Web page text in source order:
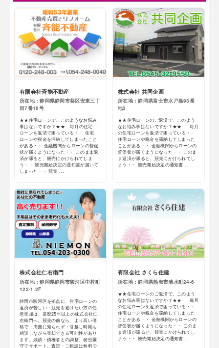
有限会社斉能不動産
所在地：静岡県静岡市葵区安東三丁
目7番16号
★★住宅ローンで、このようなお悩み
事はないですか？★★ 毎月の住宅
ローンを返済で困っている・・ 住宅
ローンや税金を滞納してしまったこと
がある・・ 金融機関からローンの督促
状が届くようになった・・ このまま返
済が滞ると、競売にかけられてしま
う・・ 競売開始決定の通知書が届いて
しまった・・ 競売 ...
株式会社 共同企画
所在地：静岡県富士市水戸島93番
地3
★★住宅ローンのご返済で、このよう
なお悩み事はないですか？★★ 毎月
の住宅ローンを返済で困っている・・
住宅ローンや税金を滞納してしまった
ことがある・・ 金融機関からローンの
督促状が届くようになった・・ このま
ま返済が滞ると、競売にかけられてし
まう・・ 競売開始決定の通知書 ...
株式会社仁右衛門
所在地：静岡県静岡市駿河区中村町
122-1 2F
静岡市駿河区を拠点に、住宅ローンの
返済が苦しい・競売を避けたい方の任
意売却は、業歴25年以上の株式会社仁
右衛門へ。競売の前なら、より高い価
格で・周囲に知られず・引越し時期も
相談しながら売却できる可能性があり
ます。残債・債権者との調整、秘密厳
守でサポート。査定・ご相談は無料で
有限会社 さくら住建
所在地：静岡県熱海市清水町24-6
★★住宅ローンのご返済で、このよう
なお悩み事はないですか？★★ 毎月
の住宅ローンを返済で困っている・・
住宅ローンや税金を滞納してしまった
ことがある・・ 金融機関からローンの
督促状が届くようになった・・ このま
ま返済が滞ると、競売にかけられてし
まう・・ 競売開始決定の通知書 ...